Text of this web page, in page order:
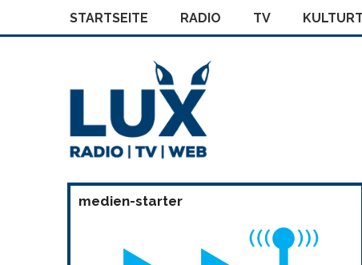
STARTSEITE RADIO TV
medien-starter